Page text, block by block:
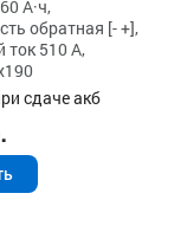
А·ч,
обратная [- +],
ток 510 А,
сдаче акб